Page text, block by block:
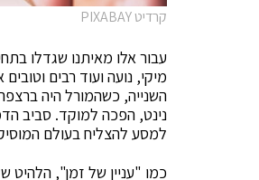
קרדיט PIXABAY
מיקי, נועה ועוד רבים
השנייה, כשהמורל היה
נינט, הפכה למוקד. סביב
למסע להצליח בעולם